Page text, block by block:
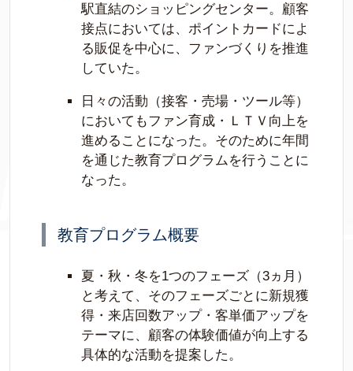
駅直結のショッピングセンター。顧客
接点においては、ポイントカードによ
る販促を中心に、ファンづくりを推進
していた。
日々の活動（接客・売場・ツール等）
においてもファン育成・ＬＴＶ向上を
進めることになった。そのために年間
を通じた教育プログラムを行うことに
なった。
教育プログラム概要
夏・秋・冬を1つのフェーズ（3ヵ月）
と考えて、そのフェーズごとに新規獲
得・来店回数アップ・客単価アップを
テーマに、顧客の体験価値が向上する
具体的な活動を提案した。